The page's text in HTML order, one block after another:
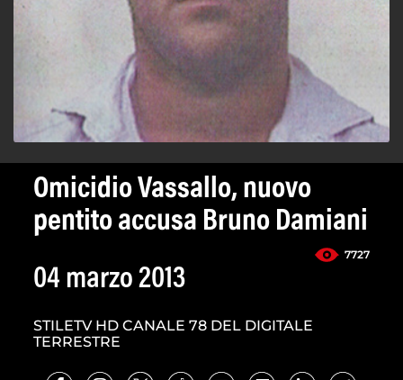
Omicidio Vassallo, nuovo
pentito accusa Bruno Damiani
7727
04 marzo 2013
STILETV HD CANALE 78 DEL DIGITALE
TERRESTRE